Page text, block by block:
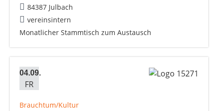
84387 Julbach
vereinsintern
Monatlicher Stammtisch zum Austausch
04.09.
FR
Brauchtum/Kultur